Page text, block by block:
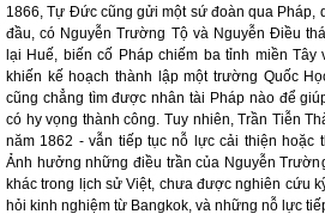
1866, Tự Đức cũng gửi một sứ đoàn qua Pháp,
đầu, có Nguyễn Trường Tộ và Nguyễn Điều
lại Huế, biến cố Pháp chiếm ba tỉnh miền
khiến kế hoạch thành lập một trường Quốc
cũng chẳng tìm được nhân tài Pháp nào để
có hy vọng thành công. Tuy nhiên, Trần Tiễn
năm 1862 - vẫn tiếp tục nỗ lực cải thiện hoặc
Ảnh hưởng những điều trần của Nguyễn
khác trong lịch sử Việt, chưa được nghiên cứu
hỏi kinh nghiệm từ Bangkok, và những nỗ lực